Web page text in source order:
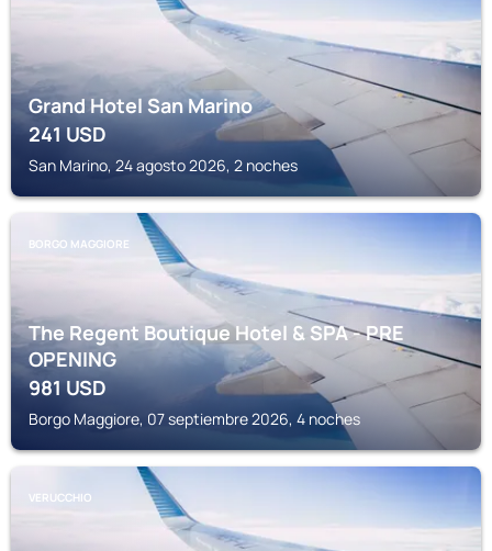
Grand Hotel San Marino
241USD
San Marino, 24 agosto 2026, 2 noches
BORGO MAGGIORE
The Regent Boutique Hotel & SPA - PRE
OPENING
981USD
Borgo Maggiore, 07 septiembre 2026, 4 noches
VERUCCHIO